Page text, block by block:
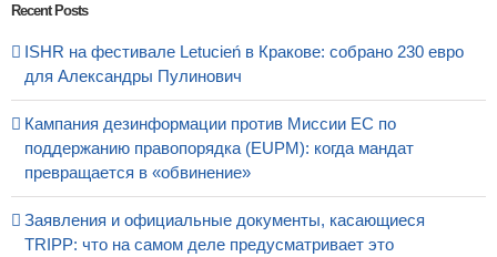
Recent Posts
ISHR на фестивале Letucień в Кракове: собрано 230 евро
для Александры Пулинович
Кампания дезинформации против Миссии ЕС по
поддержанию правопорядка (EUPM): когда мандат
превращается в «обвинение»
Заявления и официальные документы, касающиеся
TRIPP: что на самом деле предусматривает это